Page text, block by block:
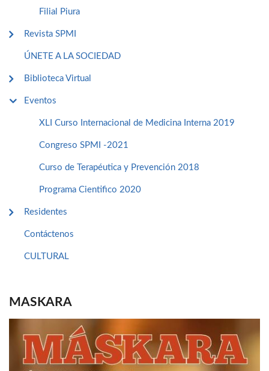
Filial Piura
Revista SPMI
ÚNETE A LA SOCIEDAD
Biblioteca Virtual
Eventos
XLI Curso Internacional de Medicina Interna 2019
Congreso SPMI -2021
Curso de Terapéutica y Prevención 2018
Programa Cientifico 2020
Residentes
Contáctenos
CULTURAL
MASKARA